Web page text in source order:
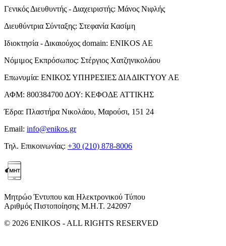
Γενικός Διευθυντής - Διαχειριστής: Μάνος Νιφλής
Διευθύντρια Σύνταξης: Στεφανία Κασίμη
Ιδιοκτησία - Δικαιούχος domain: ENIKOS AE
Νόμιμος Εκπρόσωπος: Στέργιος Χατζηνικολάου
Επωνυμία: ΕΝΙΚΟΣ ΥΠΗΡΕΣΙΕΣ ΔΙΑΔΙΚΤΥΟΥ ΑΕ
ΑΦΜ: 800384700 ΔΟΥ: ΚΕΦΟΔΕ ΑΤΤΙΚΗΣ
Έδρα: Πλαστήρα Νικολάου, Μαρούσι, 151 24
Email: info@enikos.gr
Τηλ. Επικοινωνίας: +30 (210) 878-8006
Μητρώο Έντυπου και Ηλεκτρονικού Τύπου
Αριθμός Πιστοποίησης Μ.Η.Τ. 242097
© 2026 ENIKOS - ALL RIGHTS RESERVED